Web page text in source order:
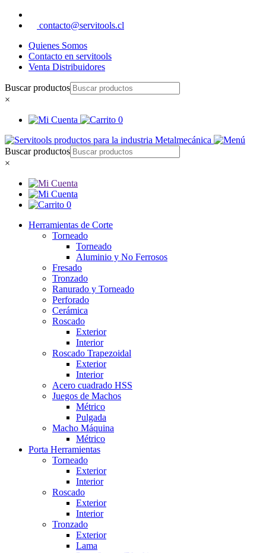
contacto@servitools.cl
Quienes Somos
Contacto en servitools
Venta Distribuidores
Buscar productos
×
0
Buscar productos
×
0
Herramientas de Corte
Torneado
Torneado
Aluminio y No Ferrosos
Fresado
Tronzado
Ranurado y Torneado
Perforado
Cerámica
Roscado
Exterior
Interior
Roscado Trapezoidal
Exterior
Interior
Acero cuadrado HSS
Juegos de Machos
Métrico
Pulgada
Macho Máquina
Métrico
Porta Herramientas
Torneado
Exterior
Interior
Roscado
Exterior
Interior
Tronzado
Exterior
Lama